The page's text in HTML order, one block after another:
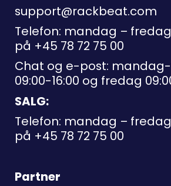
support@rackbeat.com
Telefon: mandag – fredag
på +45 78 72 75 00
Chat og e-post:
09:00-16:00 og fredag
SALG:
Telefon: mandag – fredag
på +45 78 72 75 00
Partner